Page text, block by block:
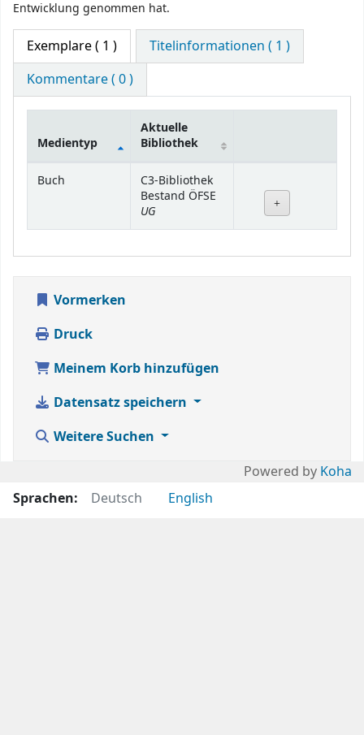
Entwicklung genommen hat.
Exemplare( 1 )
Titelinformationen ( 1 )
Kommentare ( 0 )
Medientyp
Aktuelle
Bibliothek
Buch
C3-Bibliothek
Bestand ÖFSE
UG
Vormerken
Druck
Meinem Korb hinzufügen
Datensatz speichern
Weitere Suchen
Powered by Koha
Sprachen:
Deutsch English